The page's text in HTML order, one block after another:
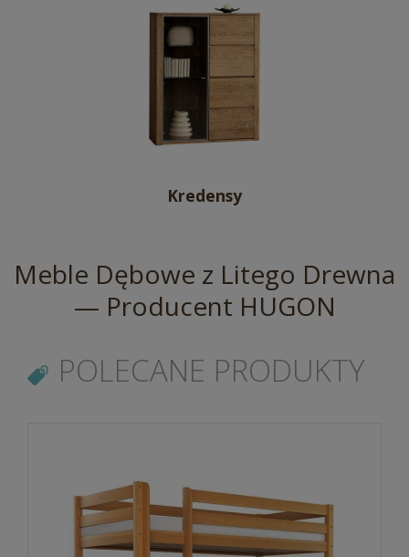
Kredensy
Meble Dębowe z Litego Drewna
— Producent HUGON
POLECANE PRODUKTY